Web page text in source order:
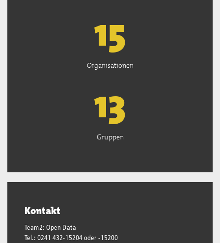
15
Organisationen
13
Gruppen
Kontakt
Team2: Open Data
Tel.: 0241 432-15204 oder -15200